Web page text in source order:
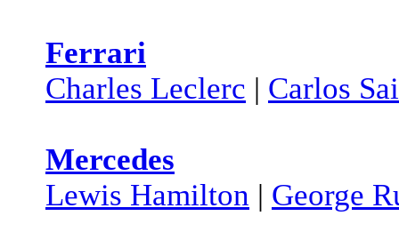
Ferrari
Charles Leclerc | Carlos
Mercedes
Lewis Hamilton | George